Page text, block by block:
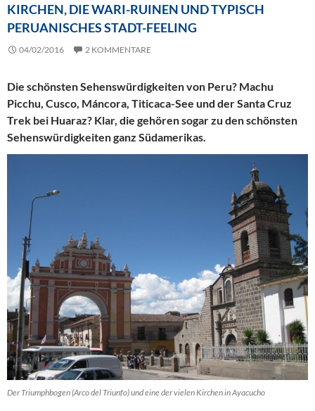
KIRCHEN, DIE WARI-RUINEN UND TYPISCH
PERUANISCHES STADT-FEELING
04/02/2016 2 KOMMENTARE
Die schönsten Sehenswürdigkeiten von Peru? Machu
Picchu, Cusco, Máncora, Titicaca-See und der Santa Cruz
Trek bei Huaraz? Klar, die gehören sogar zu den schönsten
Sehenswürdigkeiten ganz Südamerikas.
Der Triumphbogen (Arco del Triunfo) und eine der vielen Kirchen in Ayacucho